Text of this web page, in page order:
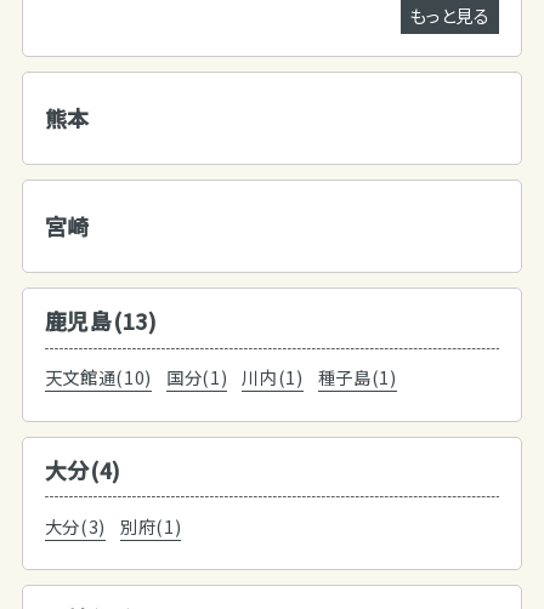
もっと見る
熊本
宮崎
鹿児島(13)
天文館通(10) 国分(1) 川内(1) 種子島(1)
大分(4)
大分(3) 別府(1)